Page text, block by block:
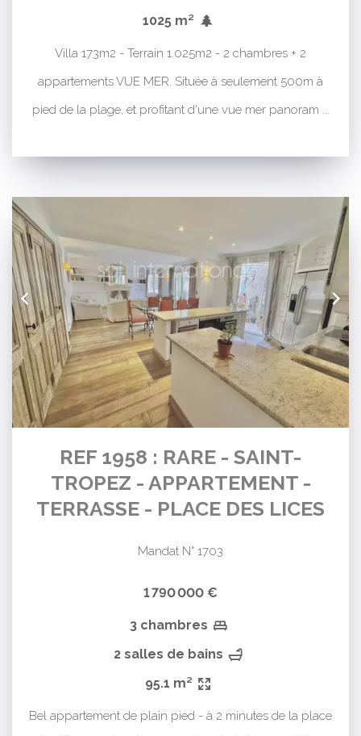
1025 m²
Villa 173m2 - Terrain 1.025m2 - 2 chambres + 2
appartements VUE MER. Située à seulement 500m à
pied de la plage, et profitant d'une vue mer panoram ...
REF 1958 : RARE - SAINT-
TROPEZ - APPARTEMENT -
TERRASSE - PLACE DES LICES
Mandat N° 1703
1 790 000 €
3 chambres
2 salles de bains
95.1 m²
Bel appartement de plain pied - à 2 minutes de la place